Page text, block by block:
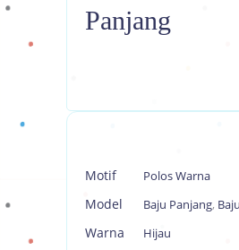
Panjang
Motif Polos Warna
Model Baju Panjang,
Warna Hijau